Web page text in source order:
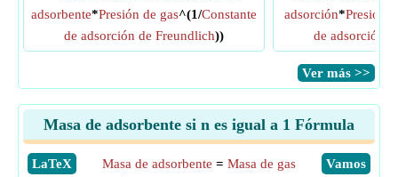
adsorbente*Presión de gas^(1/Constante
de adsorción de Freundlich))
adsorción*Presión
de adsorción
​Ver más >>
Masa de adsorbente si n es igual a 1 Fórmula
​LaTeX ​Vamos
Masa de adsorbente = Masa de gas